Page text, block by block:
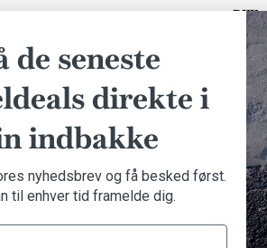
DKK
INFORMATION
de seneste
direkte i
indbakke
nyhedsbrev og få besked først.
til enhver tid framelde dig.